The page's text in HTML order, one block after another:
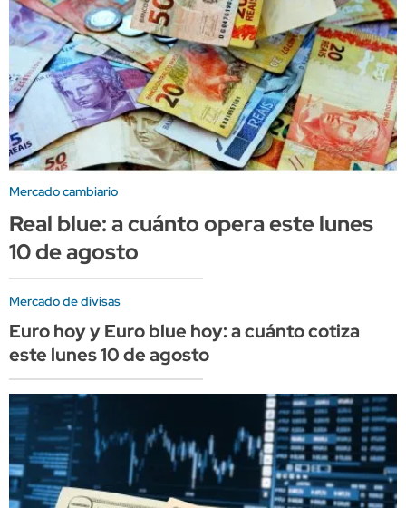
Mercado cambiario
Real blue: a cuánto opera este lunes
10 de agosto
Mercado de divisas
Euro hoy y Euro blue hoy: a cuánto cotiza
este lunes 10 de agosto